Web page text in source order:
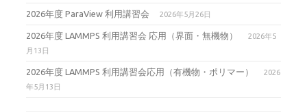
2026年度 ParaView 利用講習会 2026年5月26日
2026年度 LAMMPS 利用講習会 応用（界面・無機物）
2026年5
月13日
2026年度 LAMMPS 利用講習会応用（有機物・ポリマー）
2026
年5月13日